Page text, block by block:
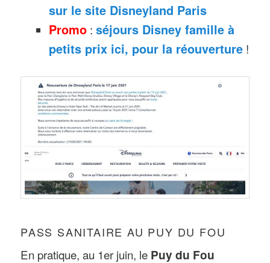
sur le site Disneyland Paris
Promo: séjours Disney famille à
petits prix ici, pour la réouverture!
PASS SANITAIRE AU PUY DU FOU
En pratique, au 1er juin, le Puy du Fou